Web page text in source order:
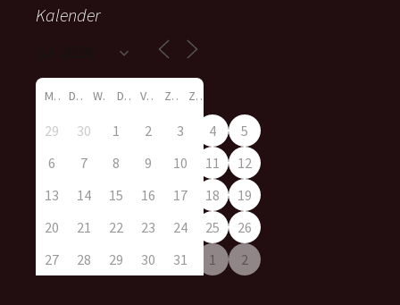
Kalender
M D W D V Z Z
29 30 1 2 3 4
5
6
7 8 9 10 11
12
13
14 15 16 17 18
19
20
21 22 23 24 25
26
27
28 29 30 31 1 2